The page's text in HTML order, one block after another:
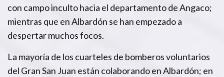
con campo inculto hacia el departamento de Angaco;
mientras que en Albardón se han empezado a
despertar muchos focos.
La mayoría de los cuarteles de bomberos voluntarios
del Gran San Juan están colaborando en Albardón; en